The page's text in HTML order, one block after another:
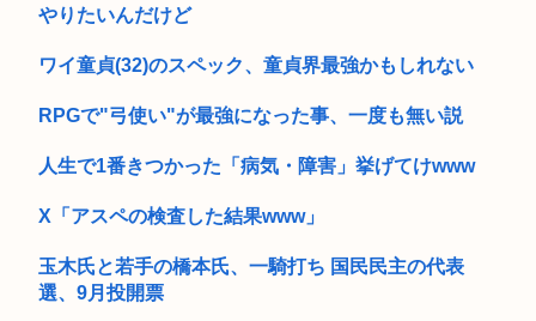
やりたいんだけど
ワイ童貞(32)のスペック、童貞界最強かもしれない
RPGで"弓使い"が最強になった事、一度も無い説
人生で1番きつかった「病気・障害」挙げてけwww
X「アスペの検査した結果www」
玉木氏と若手の橋本氏、一騎打ち 国民民主の代表
選、9月投開票